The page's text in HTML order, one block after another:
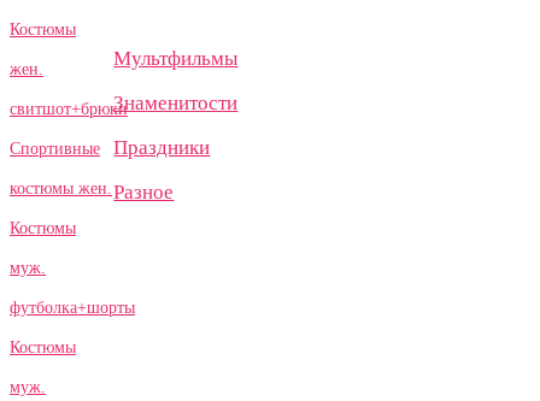
Костюмы
жен.
свитшот+брюки
Спортивные
костюмы жен.
Костюмы
муж.
футболка+шорты
Костюмы
муж.
Мультфильмы
Знаменитости
Праздники
Разное